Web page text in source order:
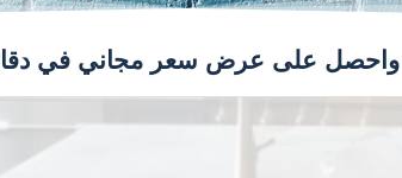
واحصل على عرض سعر مجاني في